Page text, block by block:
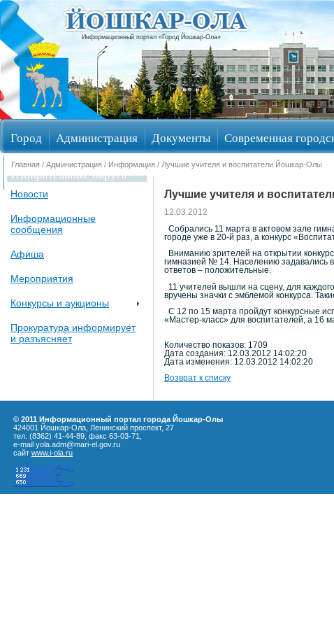
Информационный портал «Город Йошкар-Ола»
Город Администрация Документы Современная
Избирательные округа
Главная / Администрация / Информация / Лучшие учителя и воспитатели Йошкар-Олы
Новости
Информационные
сообщения
Афиша
Мероприятия
Конкурсы и аукционы
Прокуратура информирует
и разъясняет
Лучшие учителя и
12.03.2012
Собрались 11 марта в актовом зале
городе уже в 20-й раз, а конкурс
Вниманию зрителей на открытии
гимназией № 14. Населению задавались
ответов – положительные.
11 учителей вышли на сцену, для
вручены значки с эмблемой конкурса.
С 12 по 15 марта пройдут конкурсные
«Мастер-класс» для воспитателей, а 16
Количество показов: 1709
Дата создания: 12.03.2012 14:02:20
Дата изменения: 12.03.2012 14:02:20
Возврат к списку
© 2011 Информационный портал города Йошкар-Олы
424001 Йошкар-Ола, Ленинский проспект, 27
тел. (8362) 41-44-89, факс 63-03-71,
e-mail yola.adm@mari-el.gov.ru
сайт www.i-ola.ru